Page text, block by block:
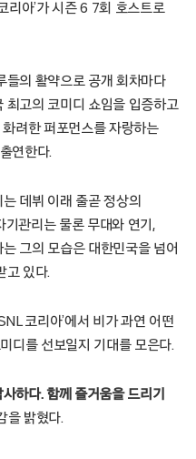
리아’가 시즌 6 7회 호스트로
들의 활약으로 공개 회차마다
최고의 코미디 쇼임을 입증하고
려한 퍼포먼스를 자랑하는
연한다.
데뷔 이래 줄곧 정상의
기관리는 물론 무대와 연기,
그의 모습은 대한민국을 넘어
고 있다.
코리아’에서 비가 과연 어떤
디를 선보일지 기대를 모은다.
사하다. 함께 즐거움을 드리기
을 밝혔다.